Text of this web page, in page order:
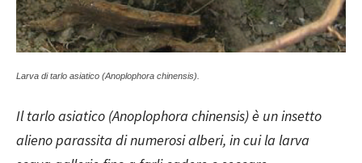
Larva di tarlo asiatico (Anoplophora chinensis).
Il tarlo asiatico (Anoplophora chinensis) è un insetto
alieno parassita di numerosi alberi, in cui la larva